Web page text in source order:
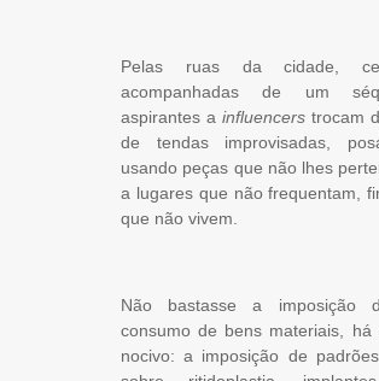
Pelas ruas da cidade,
acompanhadas de um
aspirantes a influencers trocam
de tendas improvisadas,
usando peças que não lhes
a lugares que não frequentam,
que não vivem.
Não bastasse a imposição
consumo de bens materiais, há
nocivo: a imposição de